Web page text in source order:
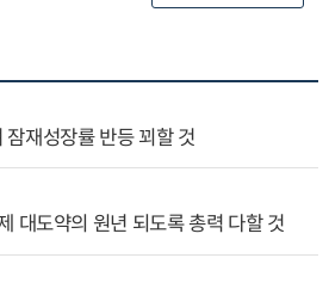
재성장률 반등 꾀할 것
대도약의 원년 되도록 총력 다할 것